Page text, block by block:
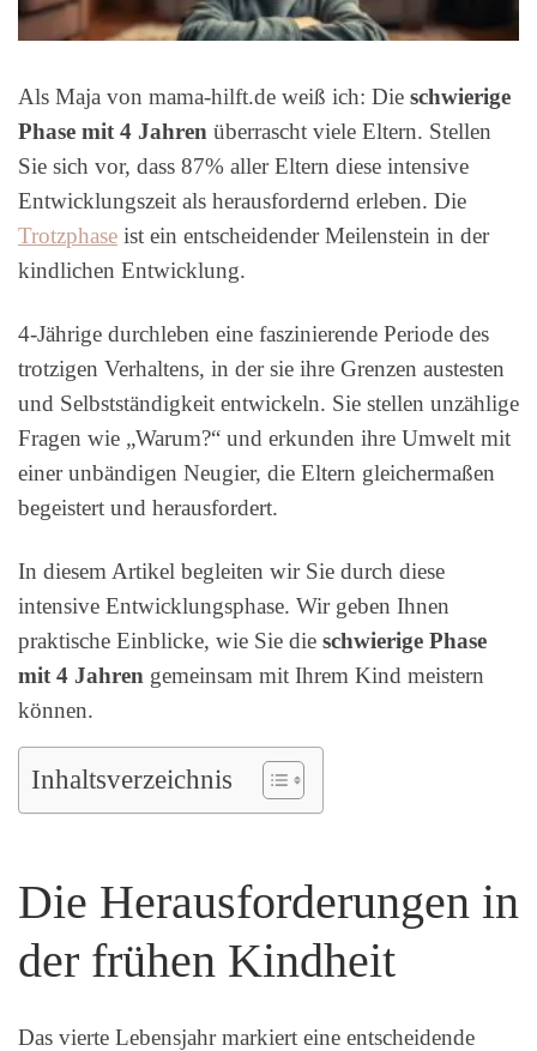
Als Maja von mama-hilft.de weiß ich: Die schwierige
Phase mit 4 Jahren überrascht viele Eltern. Stellen
Sie sich vor, dass 87% aller Eltern diese intensive
Entwicklungszeit als herausfordernd erleben. Die
Trotzphase ist ein entscheidender Meilenstein in der
kindlichen Entwicklung.
4-Jährige durchleben eine faszinierende Periode des
trotzigen Verhaltens, in der sie ihre Grenzen austesten
und Selbstständigkeit entwickeln. Sie stellen unzählige
Fragen wie „Warum?“ und erkunden ihre Umwelt mit
einer unbändigen Neugier, die Eltern gleichermaßen
begeistert und herausfordert.
In diesem Artikel begleiten wir Sie durch diese
intensive Entwicklungsphase. Wir geben Ihnen
praktische Einblicke, wie Sie die schwierige Phase
mit 4 Jahren gemeinsam mit Ihrem Kind meistern
können.
Inhaltsverzeichnis
Die Herausforderungen in
der frühen Kindheit
Das vierte Lebensjahr markiert eine entscheidende